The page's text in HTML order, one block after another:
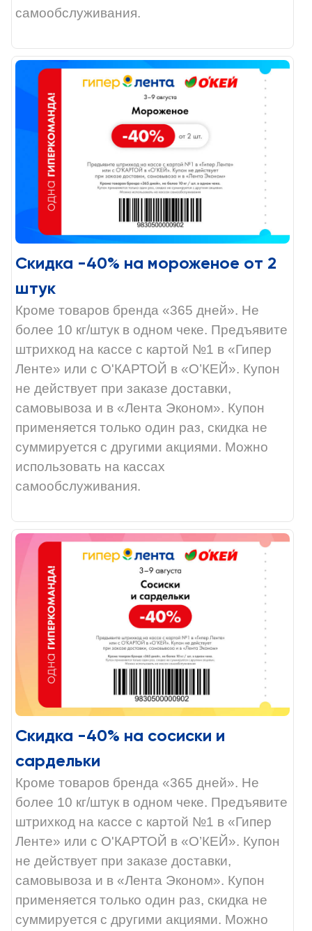
самообслуживания.
Скидка -40% на мороженое от 2
штук
Кроме товаров бренда «365 дней». Не
более 10 кг/штук в одном чеке. Предъявите
штрихкод на кассе с картой №1 в «Гипер
Ленте» или с О'КАРТОЙ в «О’КЕЙ». Купон
не действует при заказе доставки,
самовывоза и в «Лента Эконом». Купон
применяется только один раз, скидка не
суммируется с другими акциями. Можно
использовать на кассах
самообслуживания.
Скидка -40% на сосиски и
сардельки
Кроме товаров бренда «365 дней». Не
более 10 кг/штук в одном чеке. Предъявите
штрихкод на кассе с картой №1 в «Гипер
Ленте» или с О'КАРТОЙ в «О’КЕЙ». Купон
не действует при заказе доставки,
самовывоза и в «Лента Эконом». Купон
применяется только один раз, скидка не
суммируется с другими акциями. Можно